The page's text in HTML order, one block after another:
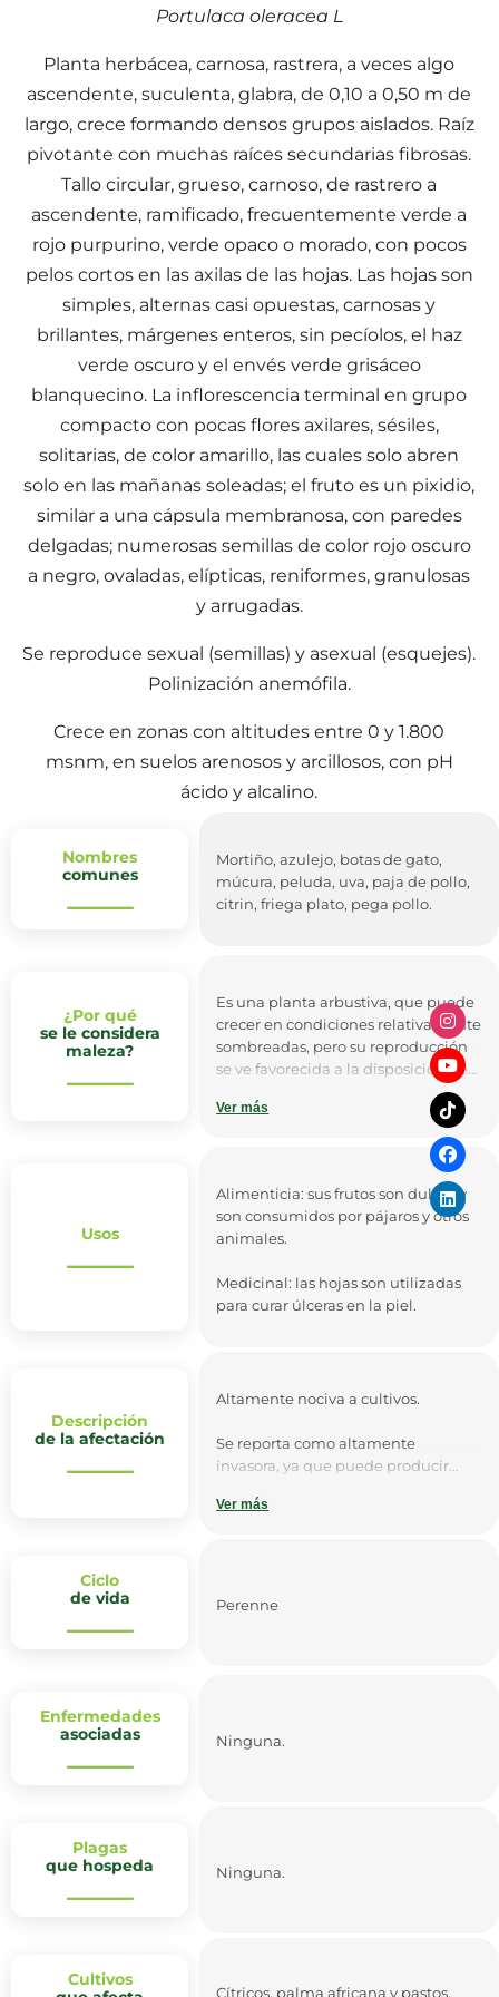
Portulaca oleracea L
Planta herbácea, carnosa, rastrera, a veces algo
ascendente, suculenta, glabra, de 0,10 a 0,50 m de
largo, crece formando densos grupos aislados. Raíz
pivotante con muchas raíces secundarias fibrosas.
Tallo circular, grueso, carnoso, de rastrero a
ascendente, ramificado, frecuentemente verde a
rojo purpurino, verde opaco o morado, con pocos
pelos cortos en las axilas de las hojas. Las hojas son
simples, alternas casi opuestas, carnosas y
brillantes, márgenes enteros, sin pecíolos, el haz
verde oscuro y el envés verde grisáceo
blanquecino. La inflorescencia terminal en grupo
compacto con pocas flores axilares, sésiles,
solitarias, de color amarillo, las cuales solo abren
solo en las mañanas soleadas; el fruto es un pixidio,
similar a una cápsula membranosa, con paredes
delgadas; numerosas semillas de color rojo oscuro
a negro, ovaladas, elípticas, reniformes, granulosas
y arrugadas.
Se reproduce sexual (semillas) y asexual (esquejes).
Polinización anemófila.
Crece en zonas con altitudes entre 0 y 1.800
msnm, en suelos arenosos y arcillosos, con pH
ácido y alcalino.
Nombres
comunes
Mortiño, azulejo, botas de gato,
múcura, peluda, uva, paja de pollo,
citrin, friega plato, pega pollo.
¿Por qué
se le considera
maleza?
Es una planta arbustiva, que puede
crecer en condiciones relativamente
sombreadas, pero su reproducción
se ve favorecida a la disposición de
la luz y su mayor competencia se da
por la profundidad de la raíz, que le
permite obtener los nutrientes del
Ver más
Usos
Alimenticia: sus frutos son dulces y
son consumidos por pájaros y otros
animales.
Medicinal: las hojas son utilizadas
para curar úlceras en la piel.
Descripción
de la afectación
Altamente nociva a cultivos.
Se reporta como altamente
invasora, ya que puede producir
con una baja mortalidad y por su
No es tóxica
Ver más
Ciclo
de vida
Perenne
Enfermedades
asociadas
Ninguna.
Plagas
que hospeda
Ninguna.
Cultivos
Cítricos, palma africana y pastos.